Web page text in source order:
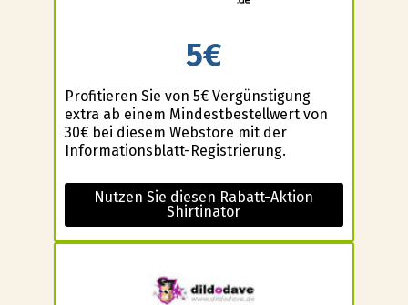
5€
Profitieren Sie von 5€ Vergünstigung
extra ab einem Mindestbestellwert von
30€ bei diesem Webstore mit der
Informationsblatt-Registrierung.
Nutzen Sie diesen Rabatt-Aktion
Shirtinator